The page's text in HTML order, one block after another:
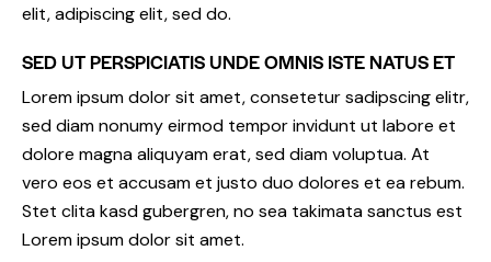
elit, adipiscing elit, sed do.
SED UT PERSPICIATIS UNDE OMNIS ISTE NATUS ET
Lorem ipsum dolor sit amet, consetetur sadipscing elitr,
sed diam nonumy eirmod tempor invidunt ut labore et
dolore magna aliquyam erat, sed diam voluptua. At
vero eos et accusam et justo duo dolores et ea rebum.
Stet clita kasd gubergren, no sea takimata sanctus est
Lorem ipsum dolor sit amet.